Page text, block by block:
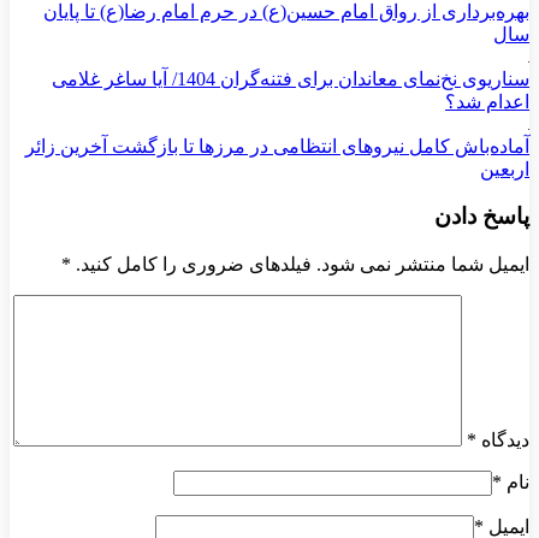
بهره‌برداری از رواق امام حسین(ع) در حرم امام رضا(ع) تا پایان
سال
سناریوی نخ‌نمای معاندان برای ‌فتنه‌گران 1404/ آیا ساغر غلامی
اعدام شد؟
آماده‌باش کامل نیروهای انتظامی در مرزها تا بازگشت آخرین زائر
اربعین
پاسخ دادن
ایمیل شما منتشر نمی شود. فیلدهای ضروری را کامل کنید. *
دیدگاه *
نام *
ایمیل *